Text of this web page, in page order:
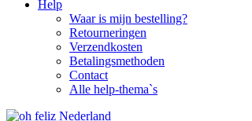
Help
Waar is mijn bestelling?
Retourneringen
Verzendkosten
Betalingsmethoden
Contact
Alle help-thema`s